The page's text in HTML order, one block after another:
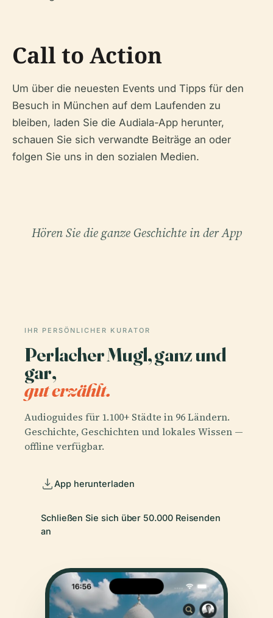
Call to Action
Um über die neuesten Events und Tipps für den
Besuch in München auf dem Laufenden zu
bleiben, laden Sie die Audiala-App herunter,
schauen Sie sich verwandte Beiträge an oder
folgen Sie uns in den sozialen Medien.
Hören Sie die ganze Geschichte in der App
IHR PERSÖNLICHER KURATOR
Perlacher Mugl, ganz und
gar,
gut erzählt.
Audioguides für 1.100+ Städte in 96 Ländern.
Geschichte, Geschichten und lokales Wissen —
offline verfügbar.
App herunterladen
Schließen Sie sich über 50.000 Reisenden
an